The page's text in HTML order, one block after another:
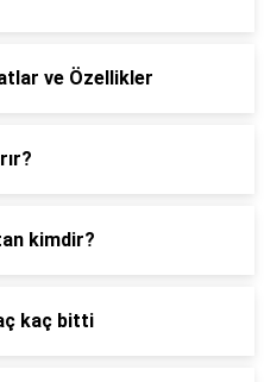
ve Özellikler
kimdir?
kaç bitti